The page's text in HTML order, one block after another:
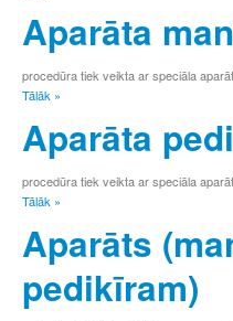
Aparāta
procedūra tiek veikta ar speciāla
Tālāk »
Aparāta
procedūra tiek veikta ar speciāla
Tālāk »
Aparāts
pedikīram)